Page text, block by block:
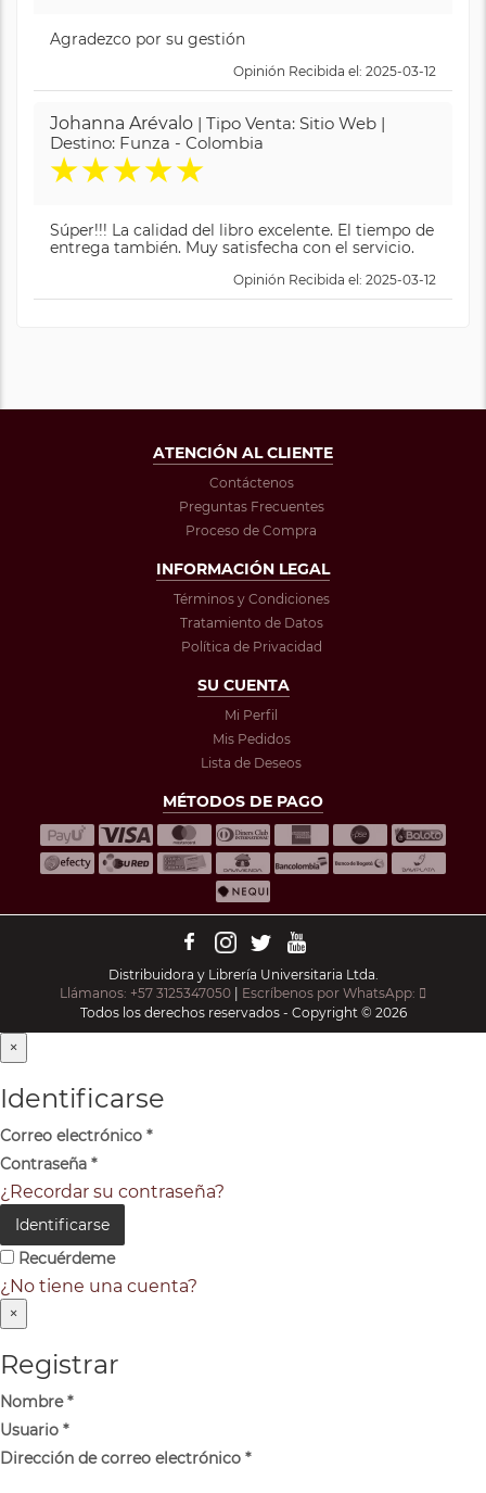
Agradezco por su gestión
Opinión Recibida el: 2025-03-12
Johanna Arévalo | Tipo Venta: Sitio Web |
Destino: Funza - Colombia
★★★★★
Súper!!! La calidad del libro excelente. El tiempo de
entrega también. Muy satisfecha con el servicio.
Opinión Recibida el: 2025-03-12
ATENCIÓN AL CLIENTE
Contáctenos
Preguntas Frecuentes
Proceso de Compra
INFORMACIÓN LEGAL
Términos y Condiciones
Tratamiento de Datos
Política de Privacidad
SU CUENTA
Mi Perfil
Mis Pedidos
Lista de Deseos
MÉTODOS DE PAGO
Distribuidora y Librería Universitaria Ltda.
Llámanos: +57 3125347050
Escríbenos por WhatsApp:
Todos los derechos reservados - Copyright © 2026
×
Identificarse
Correo electrónico *
Contraseña *
¿Recordar su contraseña?
Identificarse
Recuérdeme
¿No tiene una cuenta?
×
Registrar
Nombre*
Usuario *
Dirección de correo electrónico *